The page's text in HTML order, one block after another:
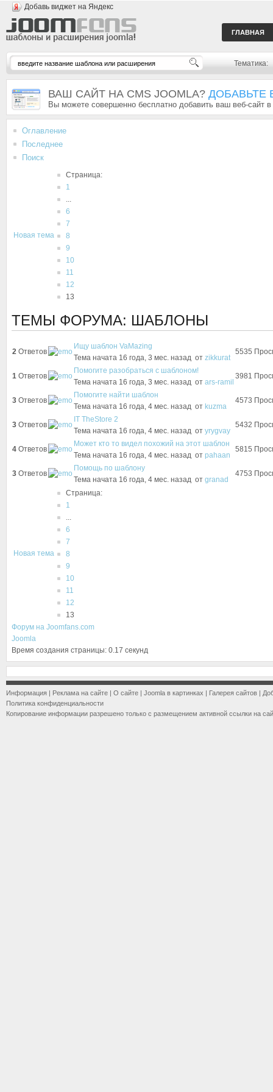
Добавь виджет на Яндекс
ГЛАВНАЯ
Тематика:
ВАШ САЙТ НА CMS JOOMLA? ДОБАВЬТЕ
Вы можете совершенно бесплатно добавить ваш веб-сайт
Оглавление
Последнее
Поиск
Новая тема
Страница:
1
...
6
7
8
9
10
11
12
13
ТЕМЫ ФОРУМА: ШАБЛОНЫ
2 Ответов
Ищу шаблон VaMazing
Тема начата 16 года, 3 мес. назад от zikkurat
5535
1 Ответов
Помогите разобраться с шаблоном!
Тема начата 16 года, 3 мес. назад от ars-ramil
3981
3 Ответов
Помогите найти шаблон
Тема начата 16 года, 4 мес. назад от kuzma
4573
3 Ответов
IT TheStore 2
Тема начата 16 года, 4 мес. назад от yrygvay
5432
4 Ответов
Может кто то видел похожий на этот шаблон
Тема начата 16 года, 4 мес. назад от pahaan
5815
3 Ответов
Помощь по шаблону
Тема начата 16 года, 4 мес. назад от granad
4753
Новая тема
Страница:
1
...
6
7
8
9
10
11
12
13
Форум на Joomfans.com
Joomla
Время создания страницы: 0.17 секунд
Информация | Реклама на сайте | О сайте | Joomla в картинках | Галерея сайтов |
Политика конфиденциальности
Копирование информации разрешено только с размещением активной ссылки на